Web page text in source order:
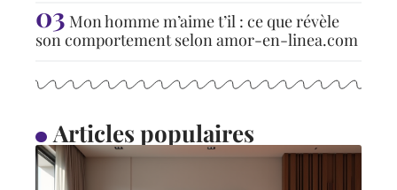
Mon homme m’aime t’il : ce que révèle
son comportement selon amor-en-linea.com
Articles populaires